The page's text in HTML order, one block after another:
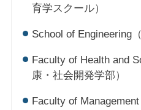
育学スクール）
School of Engineering
Faculty of Health and
康・社会開発学部）
Faculty of Management